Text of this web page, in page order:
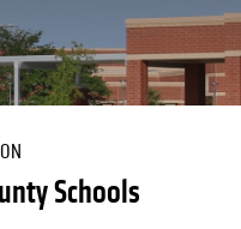
Schools